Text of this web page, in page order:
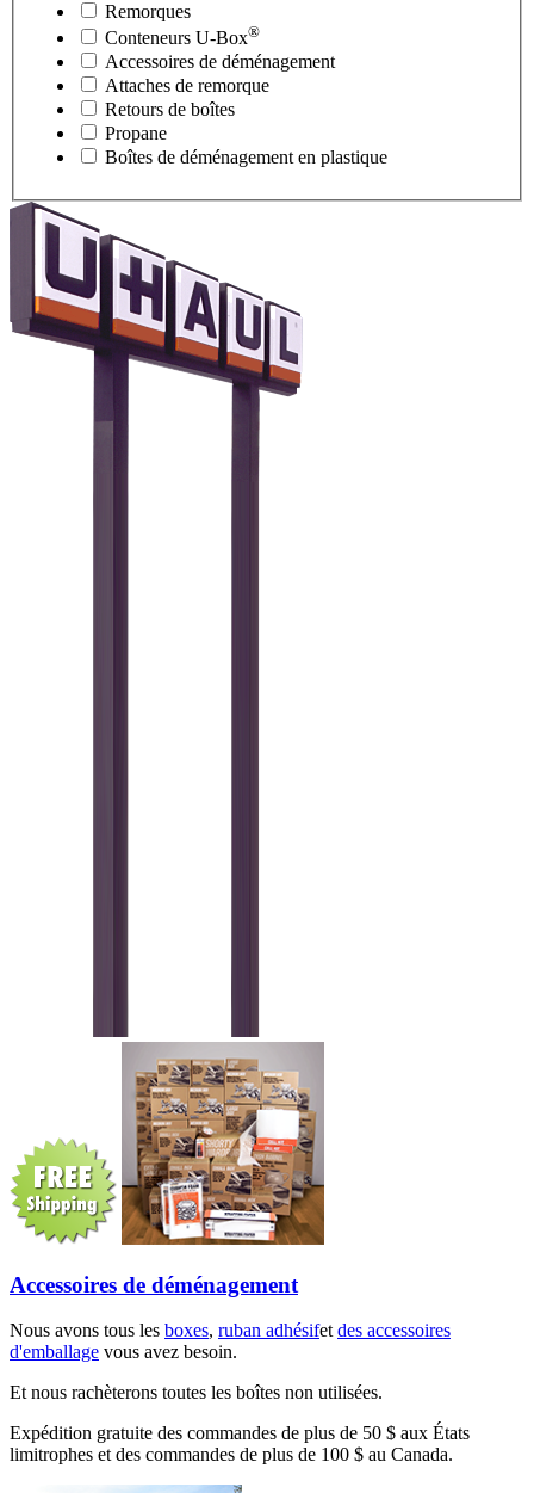
Remorques
Conteneurs U-Box®
Accessoires de déménagement
Attaches de remorque
Retours de boîtes
Propane
Boîtes de déménagement en plastique
Accessoires de déménagement
Nous avons tous les boxes, ruban adhésifetdes accessoires
d'emballage vous avez besoin.
Et nous rachèterons toutes les boîtes non utilisées.
Expédition gratuite des commandes de plus de 50 $ aux États
limitrophes et des commandes de plus de 100 $ au Canada.